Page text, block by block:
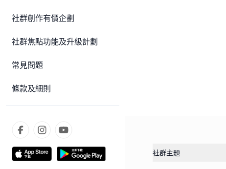
社群創作有價企劃
社群焦點功能及升級計劃
常見問題
條款及細則
社群主題